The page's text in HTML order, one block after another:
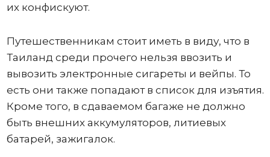
их конфискуют.
Путешественникам стоит иметь в виду, что в
Таиланд среди прочего нельзя ввозить и
вывозить электронные сигареты и вейпы. То
есть они также попадают в список для изъятия.
Кроме того, в сдаваемом багаже не должно
быть внешних аккумуляторов, литиевых
батарей, зажигалок.